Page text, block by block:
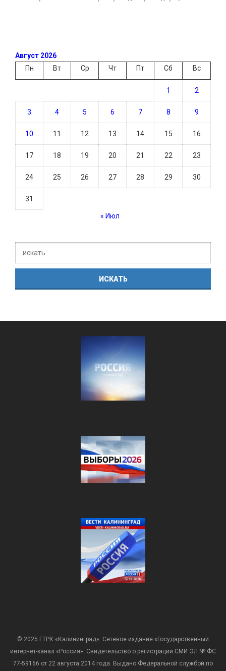
Август 2026
Пн
Вт Ср Чт Пт Сб Вс
1 2
3 4 5 6 7 8 9
10 11 12 13 14 15 16
17 18 19 20 21 22 23
24 25 26 27 28 29 30
31
« Июл
© 2025 ГТРК «Калининград». Сетевое издание «Государственный
интернет-канал «Россия». Свидетельство о регистрации СМИ ЭЛ № ФС
77-59166 от 22 августа 2014 года. Выдано Федеральной службой по